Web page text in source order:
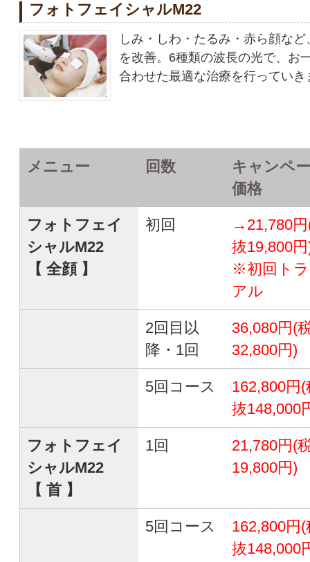
フォトフェイシャルM22
しみ・しわ・たるみ・赤ら顔な
を改善。6種類の波長の光で、お
合わせた最適な治療を行っていき
メニュー 回数
キャンペ
価格
フォトフェイ
シャルM22
【 全顔 】
初回
→21,780
抜19,800
※初回ト
アル
2回目以
降・1回
36,080円(
32,800円)
5回コース
162,800円(
抜148,000
フォトフェイ
シャルM22
【 首 】
1回
21,780円(
19,800円)
5回コース
162,800円(
抜148,000